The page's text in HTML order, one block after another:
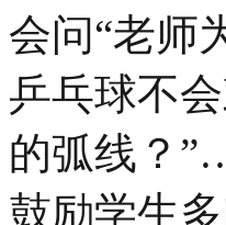
会问“老师
乒乓球不
的弧线？
鼓励学生多